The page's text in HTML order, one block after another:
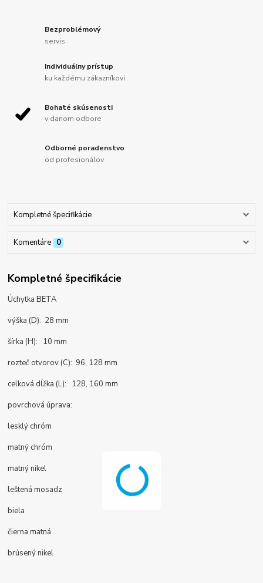
Bezproblémový
servis
Individuálny prístup
ku každému zákazníkovi
Bohaté skúsenosti
v danom odbore
Odborné poradenstvo
od profesionálov
Kompletné špecifikácie
Komentáre 0
Kompletné špecifikácie
Úchytka BETA
výška (D): 28 mm
šírka (H): 10 mm
rozteč otvorov (C): 96, 128 mm
celková dĺžka (L): 128, 160 mm
povrchová úprava:
lesklý chróm
matný chróm
matný nikel
leštená mosadz
biela
čierna matná
brúsený nikel